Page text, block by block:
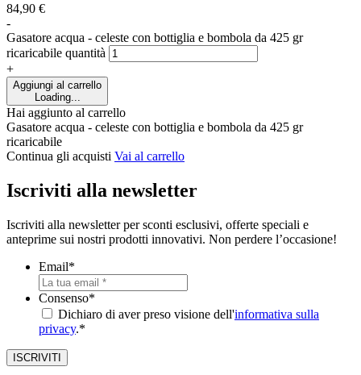
84,90 €
-
Gasatore acqua - celeste con bottiglia e bombola da 425 gr
ricaricabile quantità
+
Aggiungi al carrello
Loading...
Hai aggiunto al carrello
Gasatore acqua - celeste con bottiglia e bombola da 425 gr
ricaricabile
Continua gli acquisti Vai al carrello
Iscriviti alla newsletter
Iscriviti alla newsletter per sconti esclusivi, offerte speciali e
anteprime sui nostri prodotti innovativi. Non perdere l’occasione!
Email*
Consenso*
Dichiaro di aver preso visione dell'informativa sulla
privacy.*
ISCRIVITI